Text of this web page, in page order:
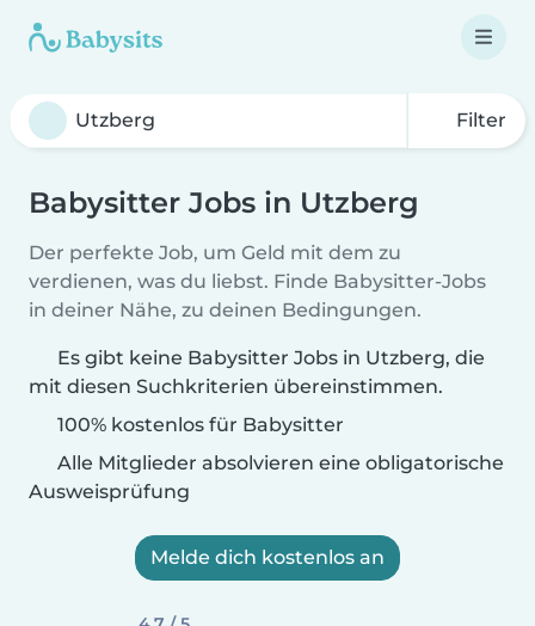
Filter
Babysitter Jobs in Utzberg
Der perfekte Job, um Geld mit dem zu
verdienen, was du liebst. Finde Babysitter-Jobs
in deiner Nähe, zu deinen Bedingungen.
Es gibt keine Babysitter Jobs in Utzberg, die
mit diesen Suchkriterien übereinstimmen.
100% kostenlos für Babysitter
Alle Mitglieder absolvieren eine obligatorische
Ausweisprüfung
Melde dich kostenlos an